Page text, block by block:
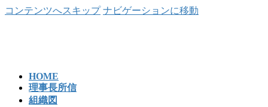
コンテンツへスキップ ナビゲーションに移動
HOME
理事長所信
組織図